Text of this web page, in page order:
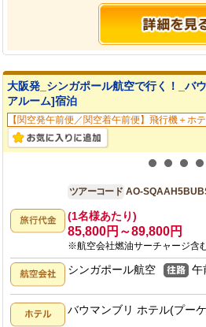
大阪発_シンガポール航空で行く！_バ
アルーム]宿泊
【関空発午前便／関空着午前便】飛行機＋ホ
ツアーコード AO-
(1名様あたり)
85,800円～89,800円
※航空会社燃油サーチャージ含
シンガポール航空 午
バウマンブリ ホテル(プー